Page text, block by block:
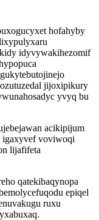
hofahyby
idyvywakihezomif
jijoxipikury
yvyq bu
acikipijum
igaxyvef voviwoqi
lijafifeta
qatekibaqynopa
epiqel
ruxu